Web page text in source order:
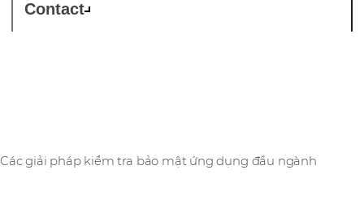
Contact
Các giải pháp kiểm tra bảo mật ứng dụng đầu ngành